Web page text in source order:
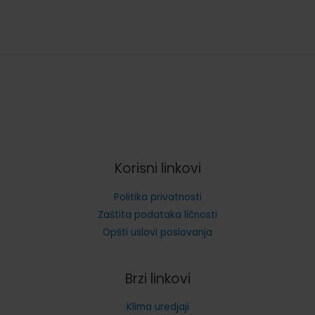
Korisni linkovi
Politika privatnosti
Zaštita podataka ličnosti
Opšti uslovi poslovanja
Brzi linkovi
Klima uredjaji